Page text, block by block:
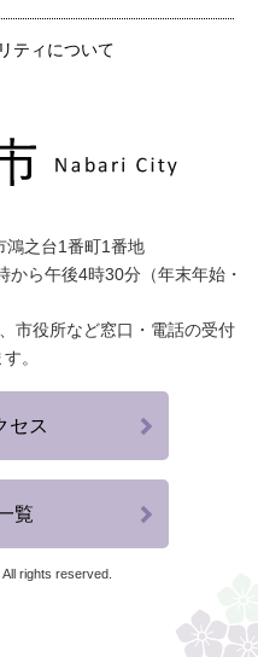
ティについて
之台1番町1番地
ら午後4時30分（年末年始・
市役所など窓口・電話の受付
。
セス
覧
rights reserved.